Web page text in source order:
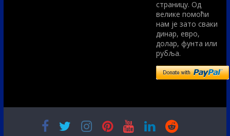
страницу. Од
велике помоћи
нам је зато сваки
динар, евро,
долар, фунта или
рубља.